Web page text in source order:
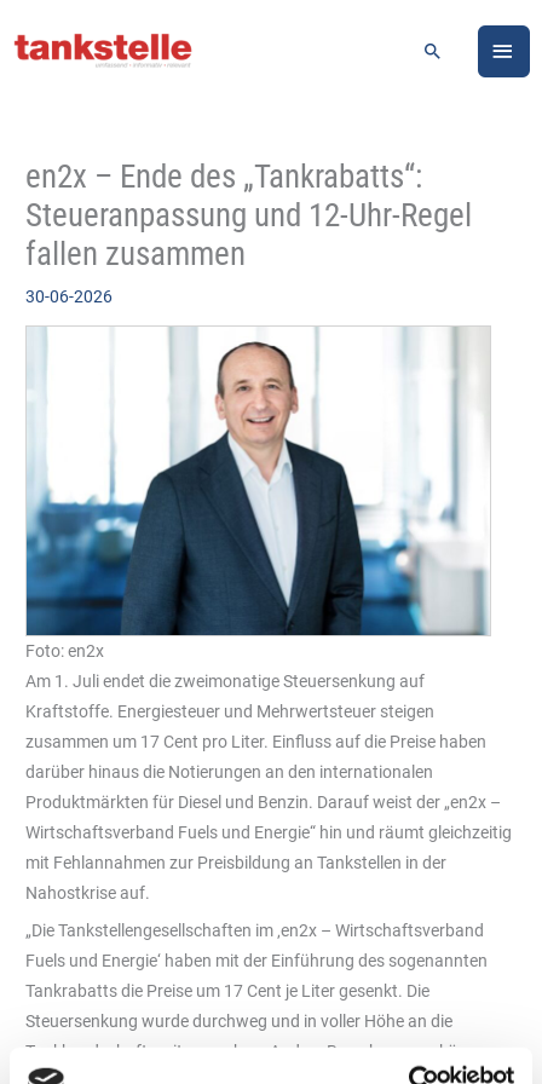
Inhalt
Suchen
en2x – Ende des „Tankrabatts“:
Steueranpassung und 12-Uhr-Regel
fallen zusammen
30-06-2026
Foto: en2x
Am 1. Juli endet die zweimonatige Steuersenkung auf
Kraftstoffe. Energiesteuer und Mehrwertsteuer steigen
zusammen um 17 Cent pro Liter. Einfluss auf die Preise haben
darüber hinaus die Notierungen an den internationalen
Produktmärkten für Diesel und Benzin. Darauf weist der „en2x –
Wirtschaftsverband Fuels und Energie“ hin und räumt gleichzeitig
mit Fehlannahmen zur Preisbildung an Tankstellen in der
Nahostkrise auf.
„Die Tankstellengesellschaften im ‚en2x – Wirtschaftsverband
Fuels und Energie‘ haben mit der Einführung des sogenannten
Tankrabatts die Preise um 17 Cent je Liter gesenkt. Die
Steuersenkung wurde durchweg und in voller Höhe an die
Tankkundschaft weitergegeben. Andere Berechnungen können